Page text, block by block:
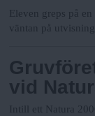
Eleven greps på
väntan på utvisning.
vid
Intill ett Natura